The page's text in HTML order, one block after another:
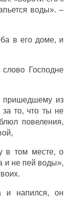
воды». –
в его доме, и
слово Господне
пришедшему из
за то, что ты не
повеления,
в том месте, о
и не пей воды»,
и напился, он